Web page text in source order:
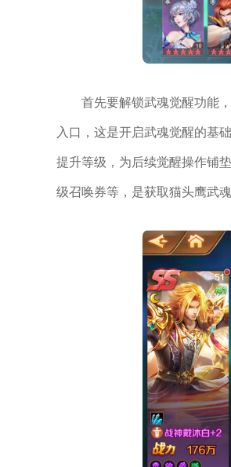
首先要解锁武魂觉醒功能
入口，这是开启武魂觉醒的基
提升等级，为后续觉醒操作铺
级召唤券等，是获取猫头鹰武